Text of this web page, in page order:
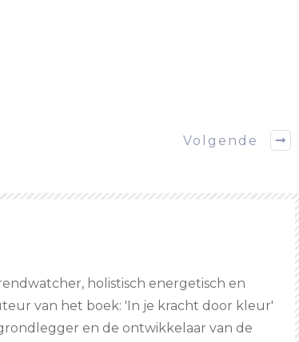
Volgende
holistisch energetisch en
van het boek: 'In je kracht door kleur'
en de ontwikkelaar van de